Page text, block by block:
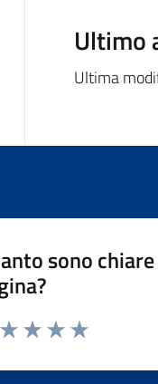
Ultimo
Ultima
sono
da 1 a 5 stelle la pagina